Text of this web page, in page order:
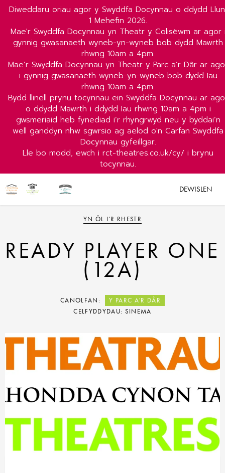
Diweddaru oriau agor y Swyddfa Docynnau o ddydd
1 Mehefin 2026.
Mae'r Swyddfa Docynnau yn Theatr y Colisëwm ar agor
gynnig gwasanaeth wyneb-yn-wyneb bob dydd Mawrth
rhwng 10am a 4pm.
Mae’r Swyddfa Docynnau yn Theatr y Parc a’r Dâr ar
i gynnig gwasanaeth wyneb-yn-wyneb bob dydd Iau
rhwng 10am a 4pm.
Bydd llinell prynu tocynnau ein Swyddfa Docynnau ar
o ddydd Mawrth i ddydd Iau rhwng 10am a 4pm i
gwsmeriaid heb fynediad i’r rhyngrwyd neu y byddai’n
well ganddyn nhw sgwrsio ag aelod o'n Carfan Swyddfa
Docynnau gyfeillgar.
Lle bo modd, ewch i rct-theatres.co.uk/cy/ i brynu
tocynnau.
DEWISLEN
YN ÔL I’R RHESTR
READY PLAYER ONE
(12A)
CANOLFAN:
Y PARC A'R DÂR
CELFYDDYDAU: SINEMA